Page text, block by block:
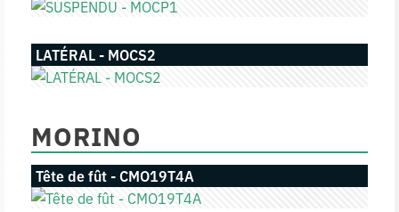
LATÉRAL - MOCS2
MORINO
Tête de fût - CMO19T4A